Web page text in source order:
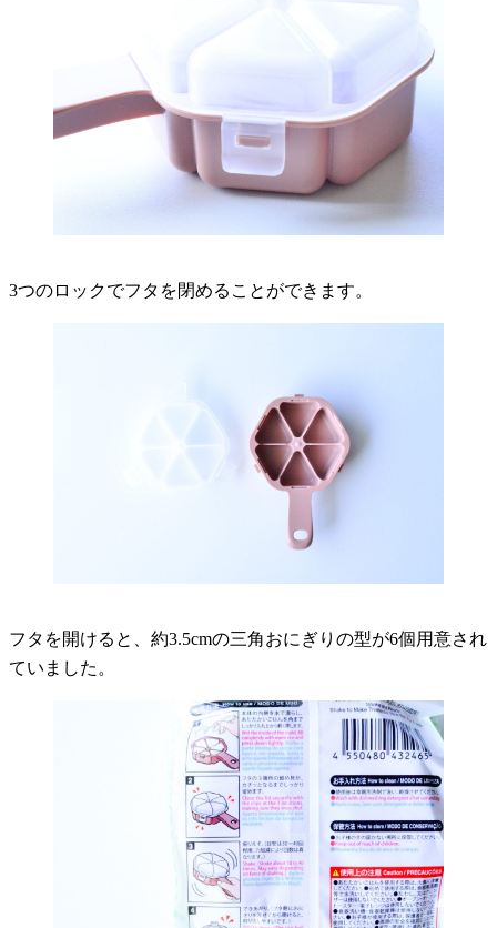
3つのロックでフタを閉めることができます。
フタを開けると、約3.5cmの三角おにぎりの型が6個用意され
ていました。